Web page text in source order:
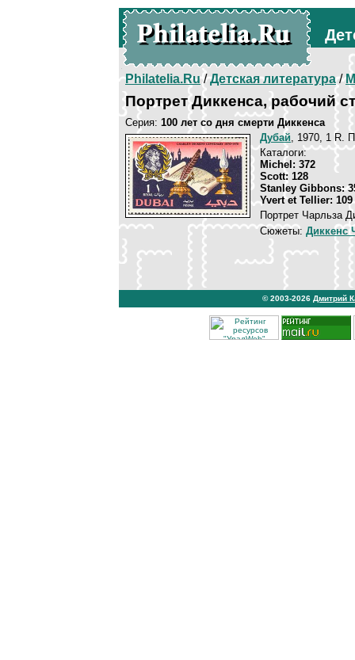
Philatelia.Ru/Детская литература/
Портрет Диккенса, рабочий
Серия: 100 лет со дня смерти Диккенса
Дубай, 1970, 1 R.
Каталоги:
Michel: 372
Scott: 128
Stanley Gibbons:
Yvert et Tellier: 109
Портрет Чарльза
Сюжеты: Диккенс
© 2003-2026 Дмитрий